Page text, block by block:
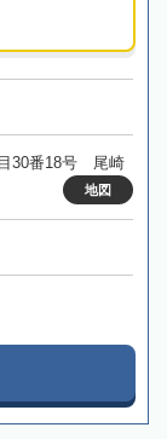
30番18号 尾崎
地図